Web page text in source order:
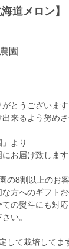
海道メロン
園
とうございます
来るよう努めさ
より
お届け致します
の8割以上のお
方へのギフトお
の熨斗にも対
い。
して栽培してま